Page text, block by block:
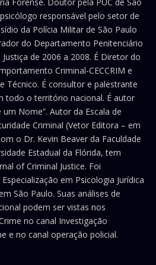
responsável pelo setor de
da Polícia Militar de São Paulo
do Departamento Penitenciário
de 2006 a 2008. É Diretor do
Criminal-CECCRIM e
Técnico. É consultor e palestrante
todo o território nacional. É autor
Nome”. Autor da Escala de
Criminal (Vetor Editora – em
o Dr. Kevin Beaver da Faculdade
Estadual da Flórida, tem
of Criminal Justice. Foi
em Psicologia Jurídica
São Paulo. Suas análises de
podem ser vistas nos
no canal Investigação
e no canal operação policial.